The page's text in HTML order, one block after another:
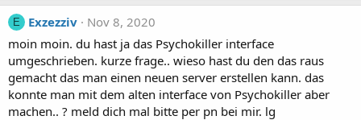
E Exzezziv
Nov 8, 2020
moin moin. du hast ja das Psychokiller interface
umgeschrieben. kurze frage.. wieso hast du den das raus
gemacht das man einen neuen server erstellen kann. das
konnte man mit dem alten interface von Psychokiller aber
machen.. ? meld dich mal bitte per pn bei mir. lg